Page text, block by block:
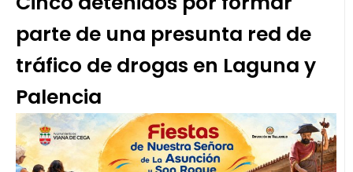
parte de una presunta red de
tráfico de drogas en Laguna y
Palencia